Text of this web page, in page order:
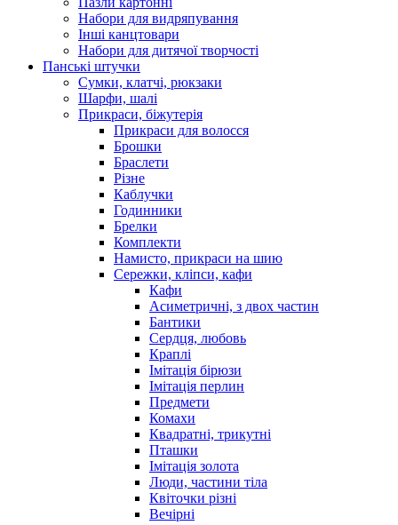
Набори для видряпування
Інші канцтовари
Набори для дитячої творчості
Панські штучки
Сумки, клатчі, рюкзаки
Шарфи, шалі
Прикраси, біжутерія
Прикраси для волосся
Брошки
Браслети
Різне
Каблучки
Годинники
Брелки
Комплекти
Намисто, прикраси на шию
Сережки, кліпси, кафи
Кафи
Асиметричні, з двох частин
Бантики
Сердця, любовь
Краплі
Імітація бірюзи
Імітація перлин
Предмети
Комахи
Квадратні, трикутні
Пташки
Імітація золота
Люди, частини тіла
Квіточки різні
Вечірні